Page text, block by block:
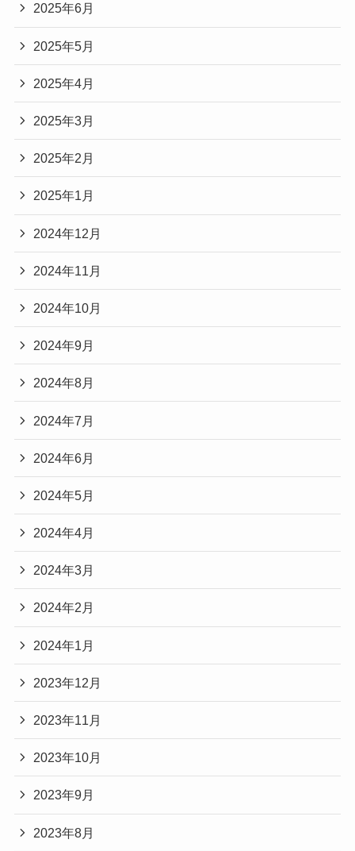
2025年6月
2025年5月
2025年4月
2025年3月
2025年2月
2025年1月
2024年12月
2024年11月
2024年10月
2024年9月
2024年8月
2024年7月
2024年6月
2024年5月
2024年4月
2024年3月
2024年2月
2024年1月
2023年12月
2023年11月
2023年10月
2023年9月
2023年8月